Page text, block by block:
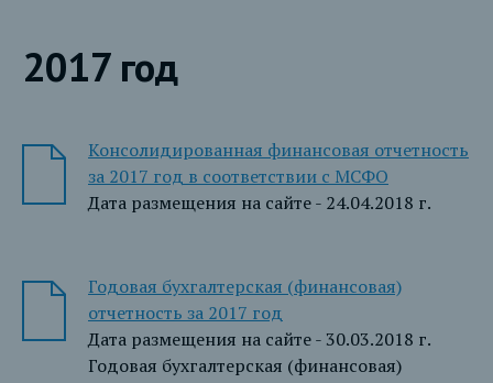
2017 год
Консолидированная финансовая отчетность
за 2017 год в соответствии с МСФО
Дата размещения на сайте - 24.04.2018 г.
Годовая бухгалтерская (финансовая)
отчетность за 2017 год
Дата размещения на сайте - 30.03.2018 г.
Годовая бухгалтерская (финансовая)